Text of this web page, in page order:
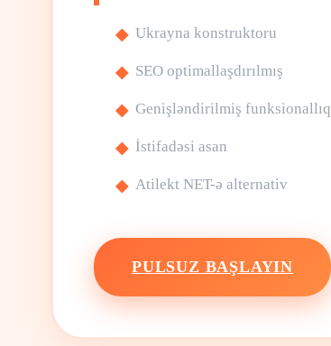
Ukrayna konstruktoru
SEO optimallaşdırılmış
Genişləndirilmiş funksionallıq
İstifadəsi asan
Atilekt NET-ə alternativ
PULSUZ BAŞLAYIN